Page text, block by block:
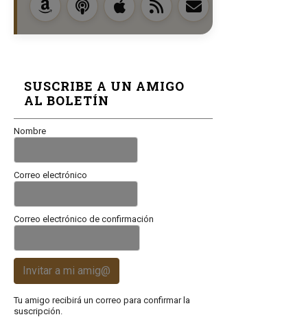
SUSCRIBE A UN AMIGO
AL BOLETÍN
Nombre
Correo electrónico
Correo electrónico de confirmación
Invitar a mi amig@
Tu amigo recibirá un correo para confirmar la
suscripción.